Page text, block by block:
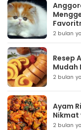
2 bulan
Resep
Mudah
2 bulan
Ayam
Nikmat
2 bulan